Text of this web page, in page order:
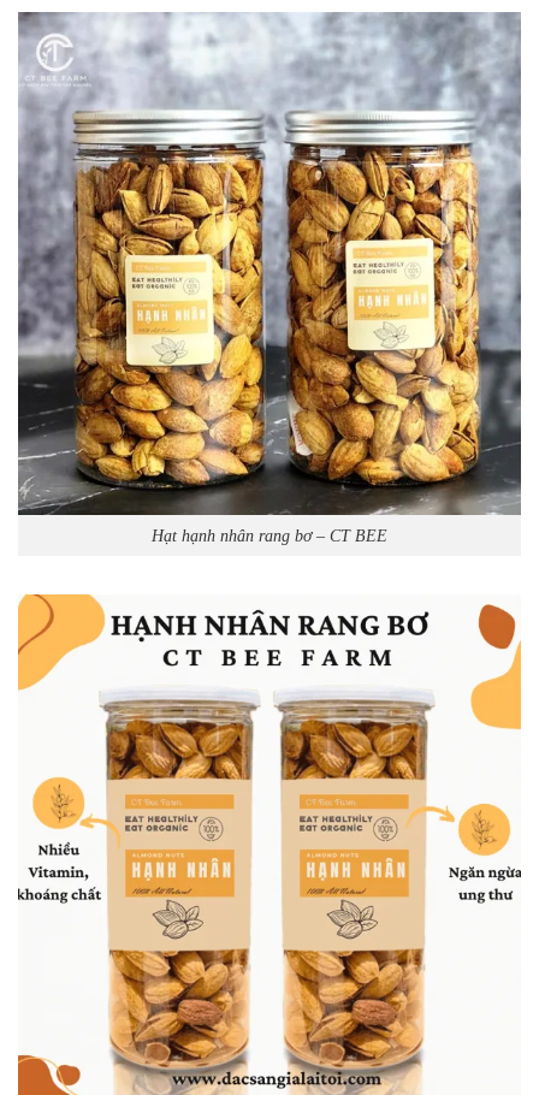
Hạt hạnh nhân rang bơ – CT BEE